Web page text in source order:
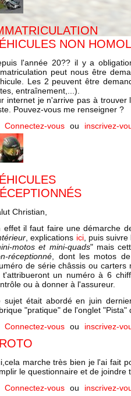
NON
l'année 20?? il y a
peut nous être
Les 2 peuvent être
entraînement,...).
internet je n'arrive pas à
Pouvez-vous me renseigner ?
Connectez-vous ou inscrivez-
Christian,
effet il faut faire une démarche
, explications ici, puis suivre
motos et mini-quads" mais
réceptionné , dont les motos
de série châssis ou
t'attribueront un numéro à 6
ou à donner à l'assureur.
sujet était abordé en juin
"pratique" de l'onglet "Pista"
Connectez-vous ou inscrivez-
marche très bien je l'ai fait
le questionnaire et de joindre
Connectez-vous ou inscrivez-